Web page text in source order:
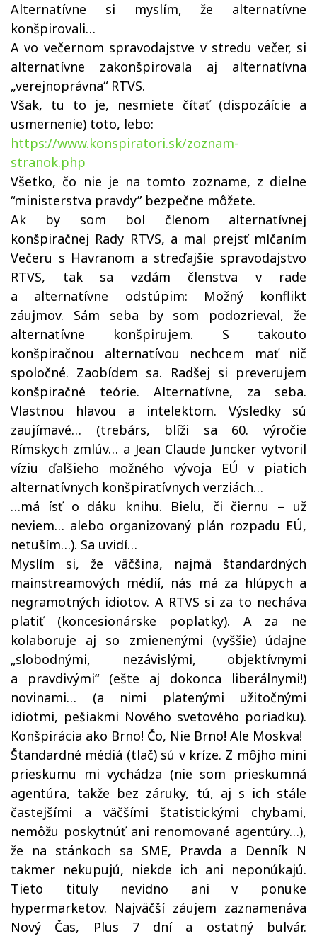
Alternatívne si myslím, že alternatívne
konšpirovali…
A vo večernom spravodajstve v stredu večer, si
alternatívne zakonšpirovala aj alternatívna
„verejnoprávna“ RTVS.
Však, tu to je, nesmiete čítať (dispozáície a
usmernenie) toto, lebo:
https://www.konspiratori.sk/zoznam-
stranok.php
Všetko, čo nie je na tomto zozname, z dielne
“ministerstva pravdy” bezpečne môžete.
Ak by som bol členom alternatívnej
konšpiračnej Rady RTVS, a mal prejsť mlčaním
Večeru s Havranom a streďajšie spravodajstvo
RTVS, tak sa vzdám členstva v rade
a alternatívne odstúpim: Možný konflikt
záujmov. Sám seba by som podozrieval, že
alternatívne konšpirujem. S takouto
konšpiračnou alternatívou nechcem mať nič
spoločné. Zaobídem sa. Radšej si preverujem
konšpiračné teórie. Alternatívne, za seba.
Vlastnou hlavou a intelektom. Výsledky sú
zaujímavé… (trebárs, blíži sa 60. výročie
Rímskych zmlúv… a Jean Claude Juncker vytvoril
víziu ďalšieho možného vývoja EÚ v piatich
alternatívnych konšpiratívnych verziách…
…má ísť o dáku knihu. Bielu, či čiernu – už
neviem… alebo organizovaný plán rozpadu EÚ,
netuším…). Sa uvidí…
Myslím si, že väčšina, najmä štandardných
mainstreamových médií, nás má za hlúpych a
negramotných idiotov. A RTVS si za to necháva
platiť (koncesionárske poplatky). A za ne
kolaboruje aj so zmienenými (vyššie) údajne
„slobodnými, nezávislými, objektívnymi
a pravdivými“ (ešte aj dokonca liberálnymi!)
novinami… (a nimi platenými užitočnými
idiotmi, pešiakmi Nového svetového poriadku).
Konšpirácia ako Brno! Čo, Nie Brno! Ale Moskva!
Štandardné médiá (tlač) sú v kríze. Z môjho mini
prieskumu mi vychádza (nie som prieskumná
agentúra, takže bez záruky, tú, aj s ich stále
častejšími a väčšími štatistickými chybami,
nemôžu poskytnúť ani renomované agentúry…),
že na stánkoch sa SME, Pravda a Denník N
takmer nekupujú, niekde ich ani neponúkajú.
Tieto tituly nevidno ani v ponuke
hypermarketov. Najväčší záujem zaznamenáva
Nový Čas, Plus 7 dní a ostatný bulvár.